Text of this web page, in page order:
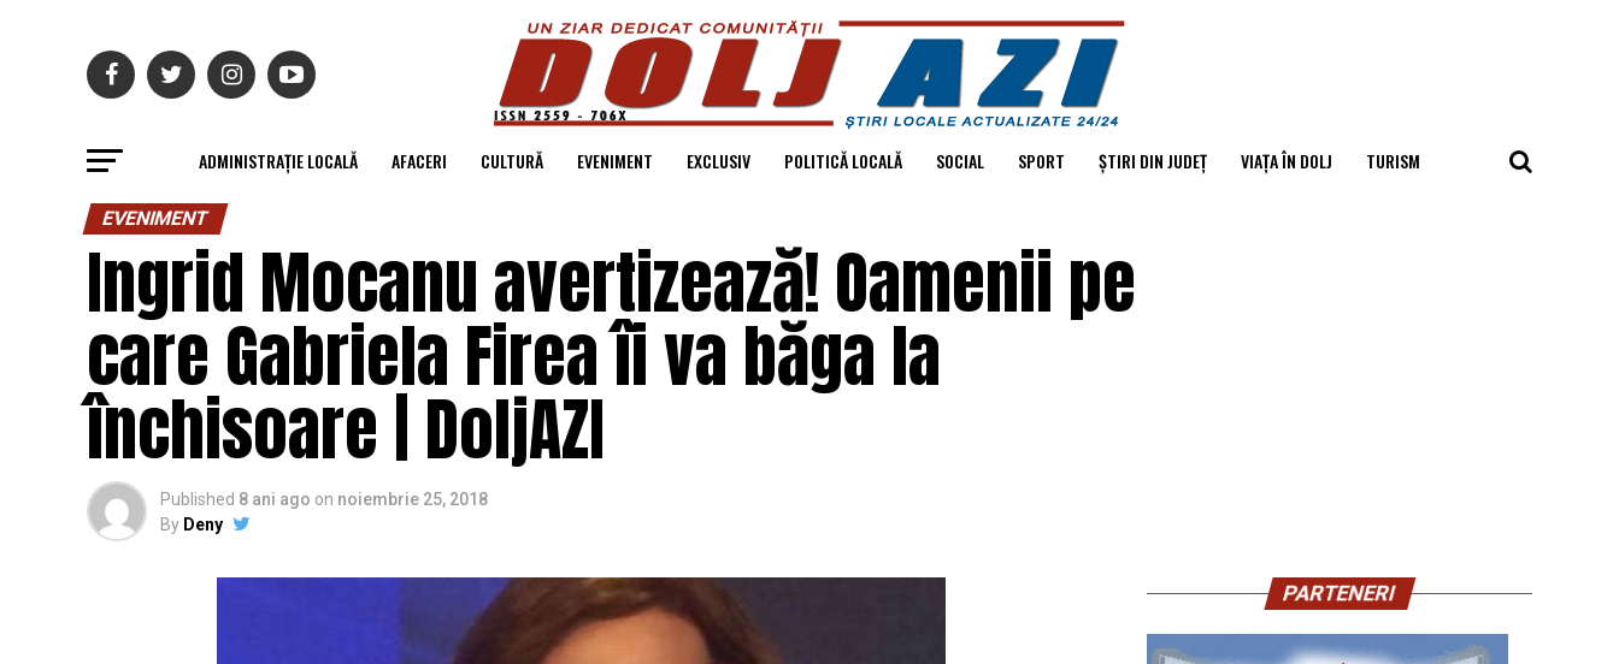
ADMINISTRAȚIE LOCALĂ AFACERI CULTURĂ EVENIMENT EXCLUSIV POLITICĂ LOCALĂ SOCIAL SPORT ȘTIRI DIN JUDEȚ VIAȚA ÎN DOLJ TURISM
EVENIMENT
Ingrid Mocanu avertizează! Oamenii pe
care Gabriela Firea îi va băga la
închisoare | DoljAZI
Published 8 ani ago on noiembrie 25, 2018
By Deny
PARTENERI